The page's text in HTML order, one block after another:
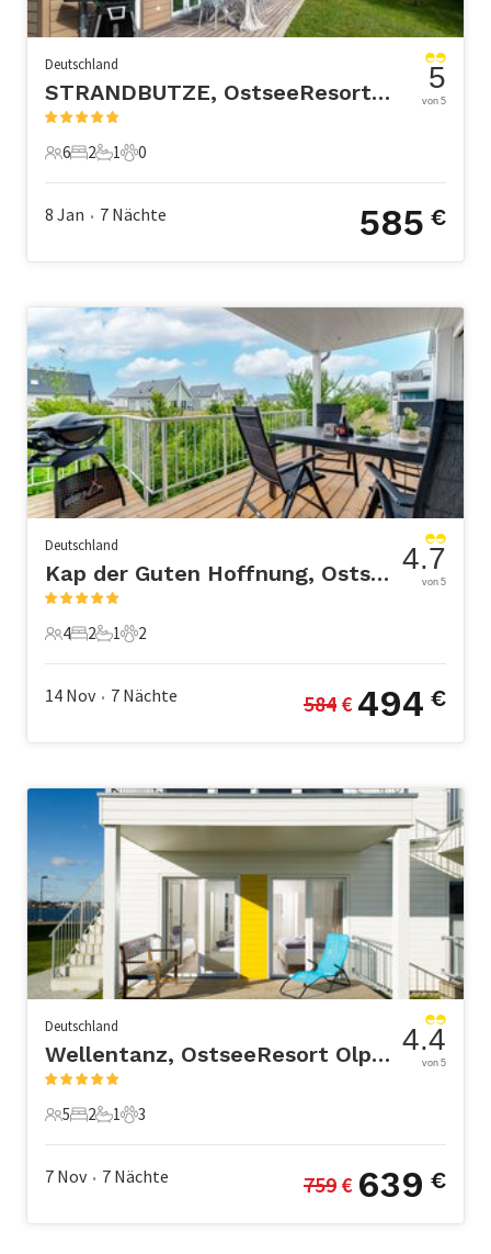
Deutschland
STRANDBUTZE, OstseeResort Olpenitz
6 Gäste
6
2 Schlafzimmer
2
1 Badezimmer
1
0 Haustiere
0
5
von 5
8 Jan • 7 Nächte 585 €
Deutschland
Kap der Guten Hoffnung, OstseeResort Olpenitz
4 Gäste
4
2 Schlafzimmer
2
1 Badezimmer
1
2 Haustiere
2
4.7
von 5
14 Nov • 7 Nächte 584 € 494 €
Deutschland
Wellentanz, OstseeResort Olpenitz
5 Gäste
5
2 Schlafzimmer
2
1 Badezimmer
1
3 Haustiere
3
4.4
von 5
7 Nov • 7 Nächte 759 € 639 €